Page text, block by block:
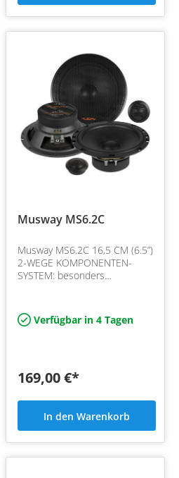
Musway MS6.2C
Musway MS6.2C 16,5 CM (6.5”)
2-WEGE KOMPONENTEN-
SYSTEM: besonders
Verbundmembranen mit
Bambusfaser-Struktur, die
Verfügbar in 4 Tagen
169,00 €*
In den Warenkorb